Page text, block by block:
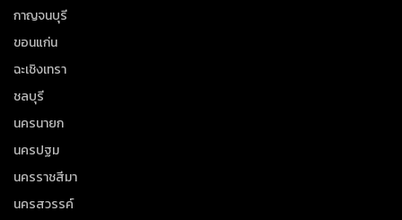
กาญจนบุรี
ขอนแก่น
ฉะเชิงเทรา
ชลบุรี
นครนายก
นครปฐม
นครราชสีมา
นครสวรรค์